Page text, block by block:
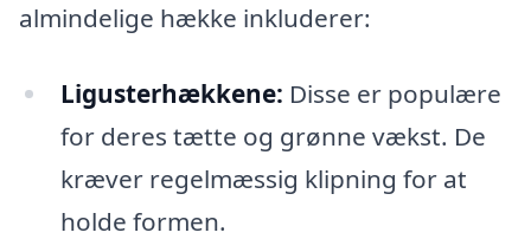
almindelige hække inkluderer:
Ligusterhækkene: Disse er populære
for deres tætte og grønne vækst. De
kræver regelmæssig klipning for at
holde formen.